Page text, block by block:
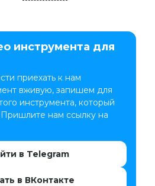
инструмента для
приехать к нам
вживую, запишем для
инструмента, который
Пришлите нам ссылку на
в Telegram
в ВКонтакте